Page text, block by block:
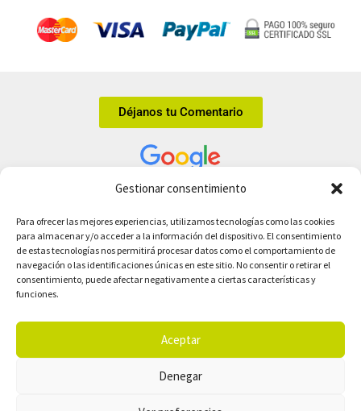
Gestionar consentimiento
Para ofrecer las mejores experiencias, utilizamos tecnologías como las cookies
para almacenar y/o acceder a la información del dispositivo. El consentimiento
de estas tecnologías nos permitirá procesar datos como el comportamiento de
navegación o las identificaciones únicas en este sitio. No consentir o retirar el
consentimiento, puede afectar negativamente a ciertas características y
funciones.
Aceptar
Denegar
Déjanos tu Comentario
Tienda ecológica online en Leganés.
C/ de la Margarita, 8, 28912 Leganés
info@comedelahuerta.com
912 88 35 32
Sitio web creado porSimple Informática
Política de cookies